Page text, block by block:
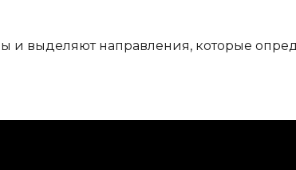
и выделяют направления, которые